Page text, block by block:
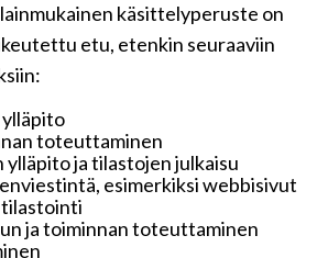
käsittelyperuste on
etu, etenkin seuraaviin
ylläpito
toteuttaminen
ylläpito ja tilastojen julkaisu
esimerkiksi webbisivut
ja toiminnan toteuttaminen